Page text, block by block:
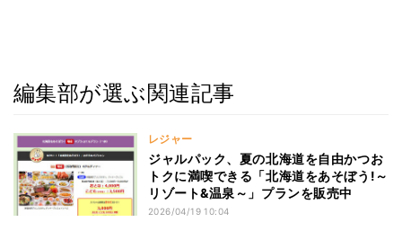
編集部が選ぶ関連記事
レジャー
ジャルパック、夏の北海道を自由かつお
トクに満喫できる「北海道をあそぼう!～
リゾート&温泉～」プランを販売中
2026/04/19 10:04